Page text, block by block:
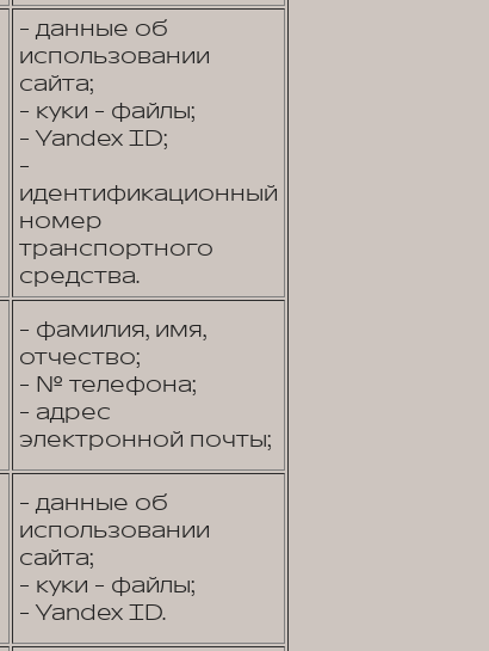
- данные об
использовании
сайта;
- куки - файлы;
- Yandex ID;
-
идентификационный
номер
транспортного
средства.
- фамилия, имя,
отчество;
- № телефона;
- адрес
электронной почты;
- данные об
использовании
сайта;
- куки - файлы;
- Yandex ID.